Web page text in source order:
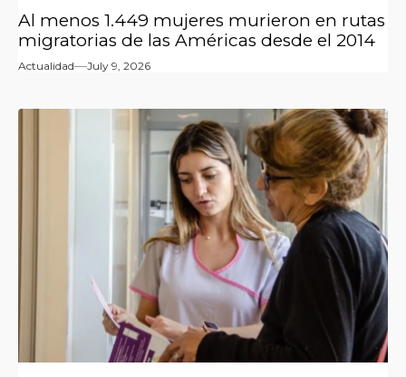
Al menos 1.449 mujeres murieron en rutas
migratorias de las Américas desde el 2014
Actualidad July 9, 2026